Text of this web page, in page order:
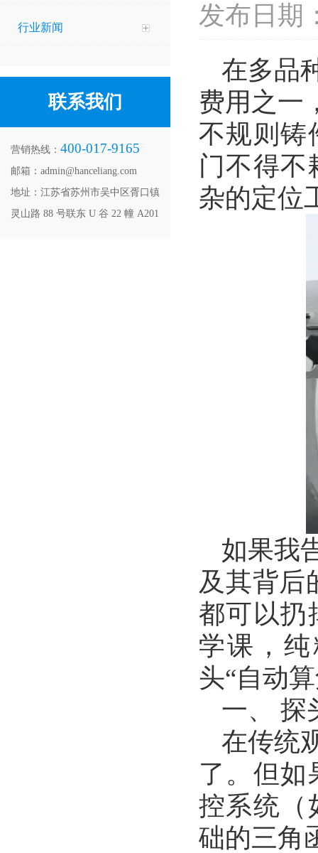
行业新闻
联系我们
营销热线： 400-017-9165
邮箱：admin@hanceliang.com
地址：江苏省苏州市吴中区胥口镇
灵山路 88 号联东 U 谷 22 幢 A201
发布日期
在多品
费用之一
不规则铸
门不得不
杂的定位
如果我
及其背后
都可以扔
学课，
头“自动
一、 探
在传统
了。但如
控系统（
础的三角